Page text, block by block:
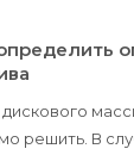
решить. В